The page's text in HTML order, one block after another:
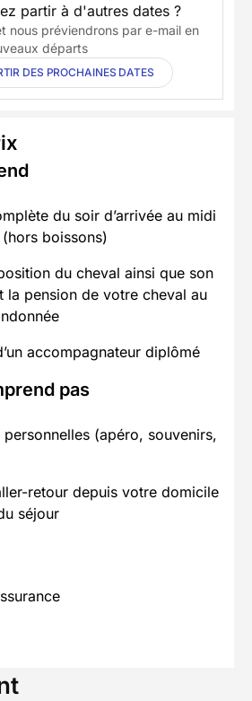
partir à d'autres dates ?
nous préviendrons par e-mail en
départs
DES PROCHAINES DATES
du soir d’arrivée au midi
boissons)
du cheval ainsi que son
la pension de votre cheval au
accompagnateur diplômé
pas
personnelles (apéro, souvenirs,
retour depuis votre domicile
séjour